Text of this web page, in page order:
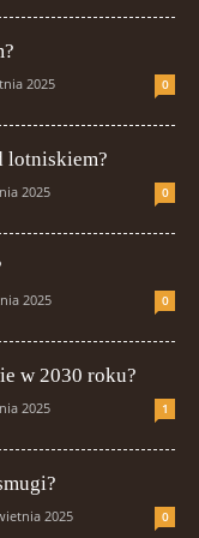
2025 0
lotniskiem?
2025 0
2025 0
w 2030 roku?
2025 1
2025 0